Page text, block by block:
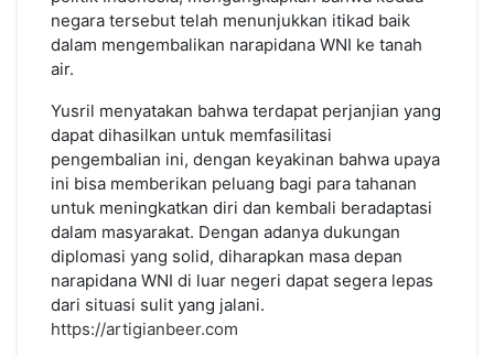
soal
Pemulangan
negara tersebut telah menunjukkan itikad baik
dalam mengembalikan narapidana WNI ke tanah
air.
Yusril menyatakan bahwa terdapat perjanjian yang
dapat dihasilkan untuk memfasilitasi
pengembalian ini, dengan keyakinan bahwa upaya
ini bisa memberikan peluang bagi para tahanan
untuk meningkatkan diri dan kembali beradaptasi
dalam masyarakat. Dengan adanya dukungan
diplomasi yang solid, diharapkan masa depan
narapidana WNI di luar negeri dapat segera lepas
dari situasi sulit yang jalani.
https://artigianbeer.com